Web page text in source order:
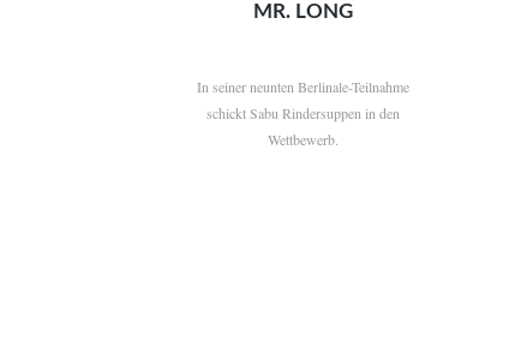
MR. LONG
In seiner neunten Berlinale-Teilnahme
schickt Sabu Rindersuppen in den
Wettbewerb.